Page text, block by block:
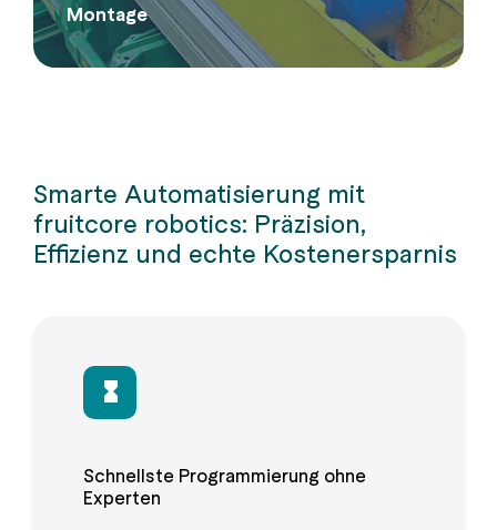
Montage
Smarte Automatisierung mit
fruitcore robotics: Präzision,
Effizienz und echte Kostenersparnis
Schnellste Programmierung ohne
Experten